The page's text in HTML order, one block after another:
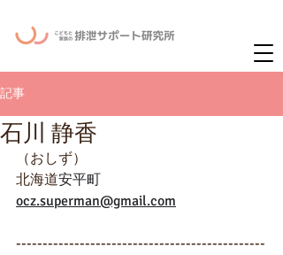
記事
石川 静香
（おしず）
北海道安平町
ocz.superman@gmail.com
-----------------------------------------------